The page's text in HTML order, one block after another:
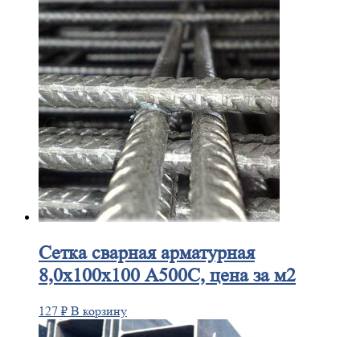
Сеткасварная арматурная
8,0х100х100 А500С, цена за м2
127 ₽ В корзину